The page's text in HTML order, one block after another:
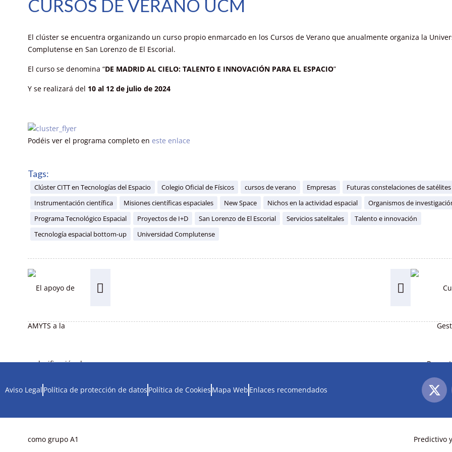
CURSOS DE VERANO UCM
El clúster se encuentra organizando un curso propio enmarcado en los Cursos de Verano que anualmente organiza la
Complutense en San Lorenzo de El Escorial.
El curso se denomina “DE MADRID AL CIELO: TALENTO E INNOVACIÓN PARA EL ESPACIO”
Y se realizará del 10 al 12 de julio de 2024
Podéis ver el programa completo en este enlace
Tags:
Clúster CITT en Tecnologías del Espacio Colegio Oficial de Físicos cursos de verano Empresas
Futuras constelaciones de satélites
Instrumentación científica
Misiones científicas espaciales New Space Nichos en la actividad espacial
Organismos de
Programa Tecnológico Espacial
Proyectos de I+D San Lorenzo de El Escorial Servicios satelitales
Talento e innovación
Tecnología espacial bottom-up
Universidad Complutense
Aviso Legal Política de protección de datos Política de Cookies Mapa Web Enlaces recomendados